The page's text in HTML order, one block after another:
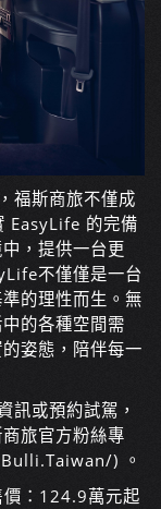
福斯商旅不僅成
EasyLife 的完備
，提供一台更
不僅僅是一台
的理性而生。無
的各種空間需
姿態，陪伴每一
或預約試駕，
旅官方粉絲專
) 。
：124.9萬元起